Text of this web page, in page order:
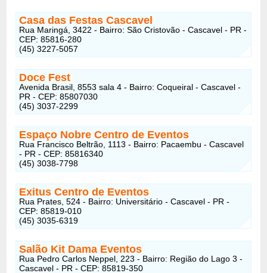
Casa das Festas Cascavel
Rua Maringá, 3422 - Bairro: São Cristovão - Cascavel - PR -
CEP: 85816-280
(45) 3227-5057
Doce Fest
Avenida Brasil, 8553 sala 4 - Bairro: Coqueiral - Cascavel -
PR - CEP: 85807030
(45) 3037-2299
Espaço Nobre Centro de Eventos
Rua Francisco Beltrão, 1113 - Bairro: Pacaembu - Cascavel
- PR - CEP: 85816340
(45) 3038-7798
Exitus Centro de Eventos
Rua Prates, 524 - Bairro: Universitário - Cascavel - PR -
CEP: 85819-010
(45) 3035-6319
Salão Kit Dama Eventos
Rua Pedro Carlos Neppel, 223 - Bairro: Região do Lago 3 -
Cascavel - PR - CEP: 85819-350